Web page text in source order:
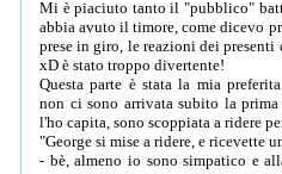
Mi è piaciuto tanto il "pubblico"
abbia avuto il timore, come dicevo
prese in giro, le reazioni dei
xD è stato troppo divertente!
Questa parte è stata la mia
non ci sono arrivata subito la
l'ho capita, sono scoppiata a ridere
"George si mise a ridere, e ricevette
- bè, almeno io sono simpatico e